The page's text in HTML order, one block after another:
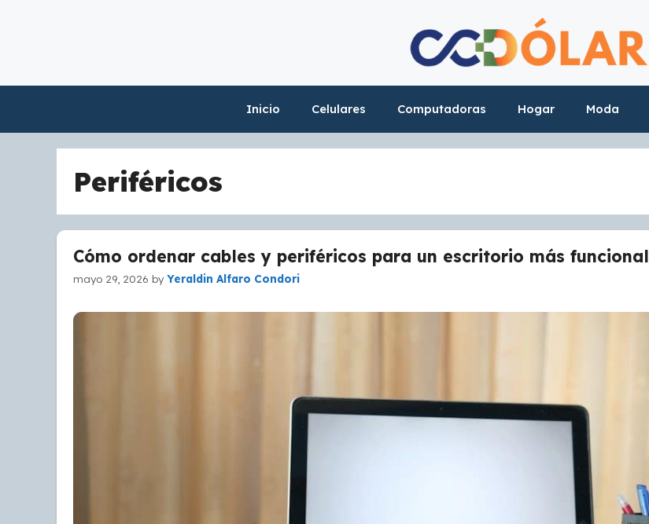
Inicio Celulares Computadoras Hogar Moda
Periféricos
Cómo ordenar cables y periféricos para un escritorio más funcional
mayo 29, 2026 byYeraldin Alfaro Condori